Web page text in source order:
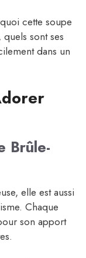
cette soupe
sont ses
dans un
Brûle-
elle est aussi
Chaque
son apport